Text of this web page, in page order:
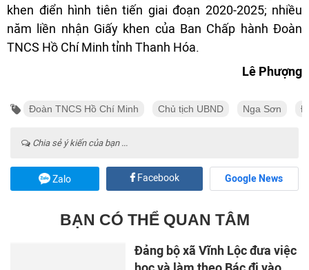
khen điển hình tiên tiến giai đoạn 2020-2025; nhiều
năm liền nhận Giấy khen của Ban Chấp hành Đoàn
TNCS Hồ Chí Minh tỉnh Thanh Hóa.
Lê Phượng
Đoàn TNCS Hồ Chí Minh Chủ tịch UBND Nga Sơn
Chia sẻ ý kiến của bạn ...
Zalo Facebook Google News
BẠN CÓ THỂ QUAN TÂM
Đảng bộ xã Vĩnh Lộc đưa việc